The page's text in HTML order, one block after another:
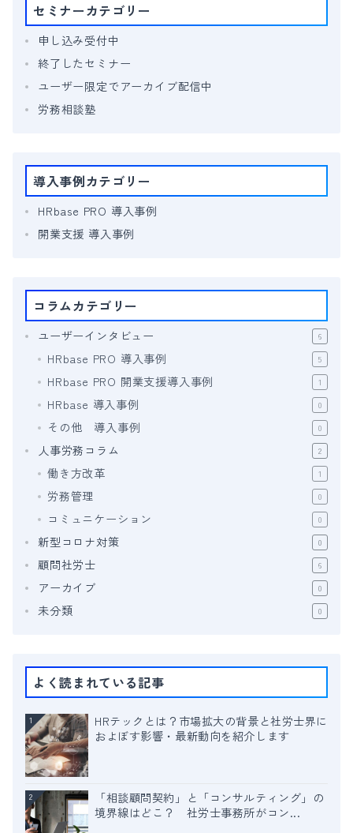
セミナーカテゴリー
申し込み受付中
終了したセミナー
ユーザー限定でアーカイブ配信中
労務相談塾
導入事例カテゴリー
HRbase PRO 導入事例
開業支援 導入事例
コラムカテゴリー
ユーザーインタビュー 6
HRbase PRO 導入事例 5
HRbase PRO 開業支援導入事例 1
HRbase 導入事例 0
その他 導入事例 0
人事労務コラム 2
働き方改革 1
労務管理 0
コミュニケーション 0
新型コロナ対策 0
顧問社労士 6
アーカイブ 0
未分類 0
よく読まれている記事
1
HRテックとは？市場拡大の背景と社労士界に
およぼす影響・最新動向を紹介します
2
「相談顧問契約」と「コンサルティング」の
境界線はどこ？ 社労士事務所がコン...